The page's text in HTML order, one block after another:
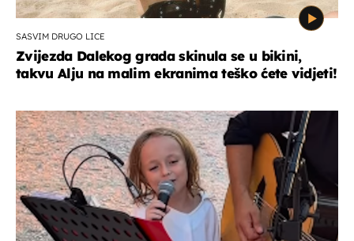
SASVIM DRUGO LICE
Zvijezda Dalekog grada skinula se u bikini,
takvu Alju na malim ekranima teško ćete vidjeti!